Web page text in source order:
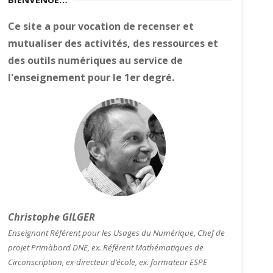
Ce site a pour vocation de recenser et
mutualiser des activités, des ressources et
des outils numériques au service de
l'enseignement pour le 1er degré.
Christophe GILGER
Enseignant Référent pour les Usages du Numérique, Chef de
projet Primàbord DNE, ex. Référent Mathématiques de
Circonscription, ex-directeur d’école, ex. formateur ESPE